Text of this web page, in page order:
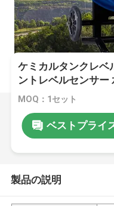
ケミカルタンクレベ
ントレベルセンサー
MOQ：1セット
ベストプライ
製品の説明